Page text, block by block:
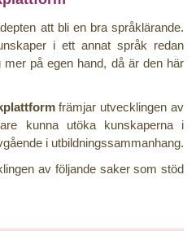
att bli en bra språklärande.
i ett annat språk redan
på egen hand, då är den här
främjar utvecklingen av
kunna utöka kunskaperna i
i utbildningssammanhang.
av följande saker som stöd